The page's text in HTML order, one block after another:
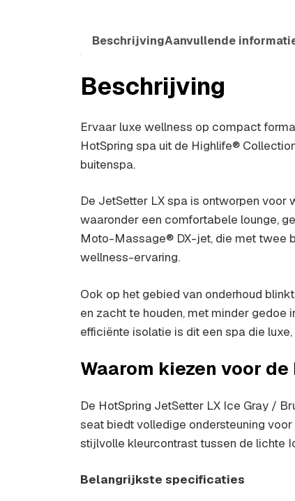
BeschrijvingAanvullende
Beschrijving
Ervaar luxe wellness op compact
HotSpring spa uit de Highlife®
buitenspa.
De JetSetter LX spa is ontworpen
waaronder een comfortabele lounge,
Moto-Massage® DX-jet, die met twee
wellness-ervaring.
Ook op het gebied van onderhoud
en zacht te houden, met minder
efficiënte isolatie is dit een spa die
Waarom kiezen voor
De HotSpring JetSetter LX Ice Gray /
seat biedt volledige ondersteuning
stijlvolle kleurcontrast tussen de lichte
Belangrijkste specificaties